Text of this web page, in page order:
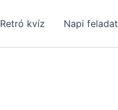
Retró kvíz Napi feladat